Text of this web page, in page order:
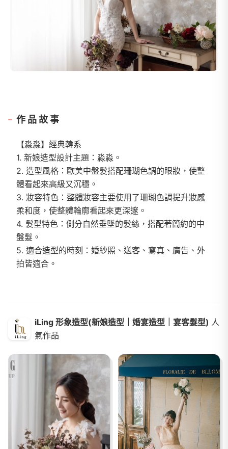
作品故事
【淼淼】經典韓系
1. 新娘造型設計主題：淼淼。
2. 造型風格：歐美中盤髮搭配珊瑚色調的眼妝，使整
體看起來高級又沉穩。
3. 妝容特色：整體妝容主要使用了珊瑚色調提升妝感
柔和度，使整體輪廓看起來更深邃。
4. 髮型特色：側分自然垂墜的髮絲，搭配著簡約的中
盤髮。
5. 適合造型的時刻：婚紗照、送客、寫真、廣告、外
iLing 形象造型(新娘造型｜婚宴造型｜宴客髮型) 人
氣作品